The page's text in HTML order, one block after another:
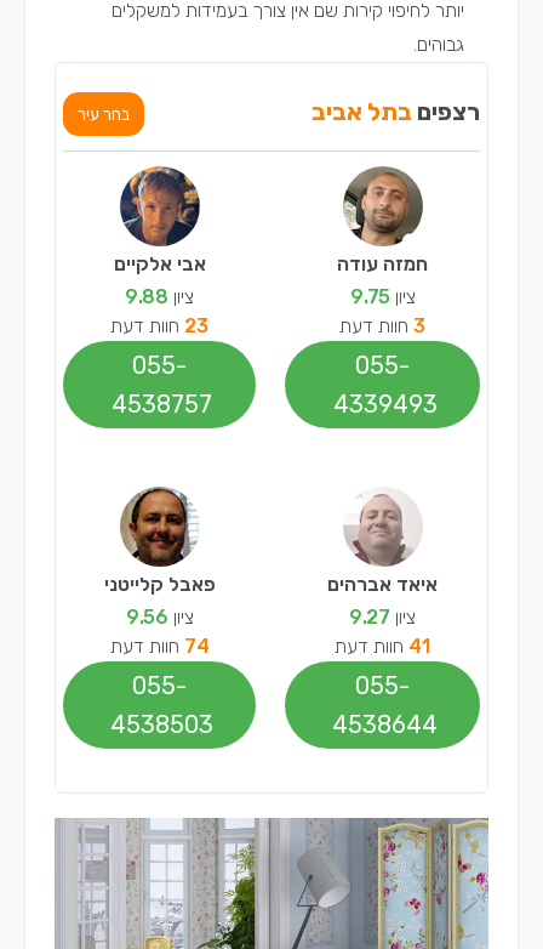
יותר לחיפוי קירות שם אין צורך בעמידות למשקלים
גבוהים.
רצפים בתל אביב בחר עיר
חמזה עודה
ציון 9.75
3 חוות דעת
055-
4339493
איאד אברהים
ציון 9.27
41 חוות דעת
055-
4538644
אבי אלקיים
ציון 9.88
23 חוות דעת
055-
4538757
פאבל קלייטני
ציון 9.56
74 חוות דעת
055-
4538503